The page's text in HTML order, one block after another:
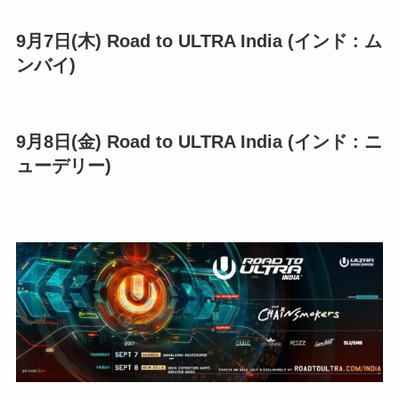
9月7日(木) Road to ULTRA India (インド : ム
ンバイ)
9月8日(金) Road to ULTRA India (インド : ニ
ューデリー)